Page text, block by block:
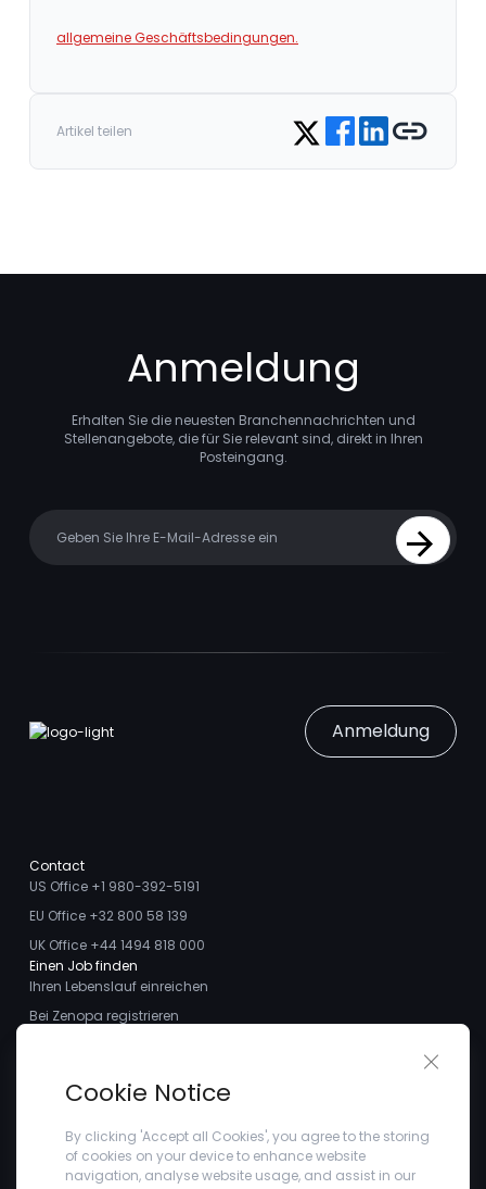
allgemeine Geschäftsbedingungen.
Artikel teilen Share on Twitter
Share on Facebook
Share on LinkedIn
Copy link
Anmeldung
Erhalten Sie die neuesten Branchennachrichten und
Stellenangebote, die für Sie relevant sind, direkt in Ihren
Posteingang.
Sign Up
Anmeldung
Contact
US Office +1 980-392-5191
EU Office +32 800 58 139
UK Office +44 1494 818 000
Einen Job finden
Ihren Lebenslauf einreichen
Bei Zenopa registrieren
Treffen Sie das Team
Kundenstimmen
Blogs
Unternehmen
Cookie Notice
By clicking 'Accept all Cookies', you agree to the storing
of cookies on your device to enhance website
navigation, analyse website usage, and assist in our
Close